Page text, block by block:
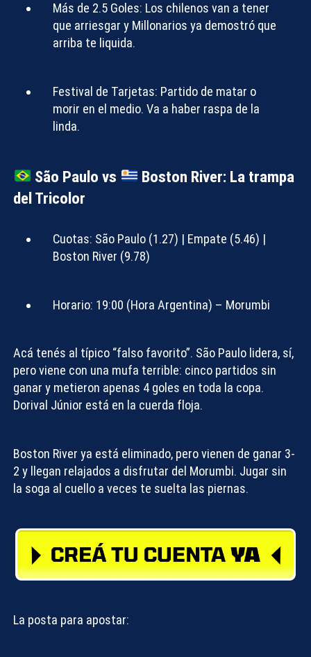
Más de 2.5 Goles: Los chilenos van a tener
que arriesgar y Millonarios ya demostró que
arriba te liquida.
Festival de Tarjetas: Partido de matar o
morir en el medio. Va a haber raspa de la
linda.
São Paulo vs
Boston River: La trampa
del Tricolor
Cuotas: São Paulo (1.27) | Empate (5.46) |
Boston River (9.78)
Horario: 19:00 (Hora Argentina) – Morumbi
Acá tenés al típico “falso favorito”. São Paulo lidera, sí,
pero viene con una mufa terrible: cinco partidos sin
ganar y metieron apenas 4 goles en toda la copa.
Dorival Júnior está en la cuerda floja.
Boston River ya está eliminado, pero vienen de ganar 3-
2 y llegan relajados a disfrutar del Morumbi. Jugar sin
la soga al cuello a veces te suelta las piernas.
La posta para apostar: